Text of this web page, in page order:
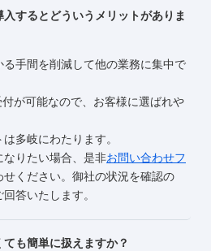
するとどういうメリットがありま
る手間を削減して他の業務に集中で
付が可能なので、お客様に選ばれや
多岐にわたります。
りたい場合、是非お問い合わせフ
せください。御社の状況を確認の
答いたします。
も簡単に扱えますか？